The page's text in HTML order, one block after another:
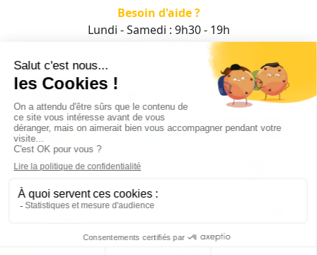
Besoin d'aide ?
Lundi - Samedi : 9h30 - 19h